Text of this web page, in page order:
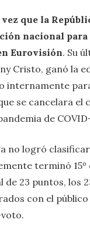
que la
nacional
Eurovisión. Su
Cristo, ganó la
internamente
se cancelara el
de
no logró
terminó 15º
23 puntos, los
con el